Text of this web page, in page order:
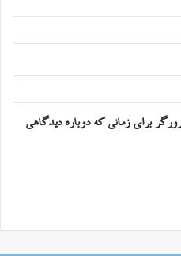
برای زمانی که دوباره دیدگاهی